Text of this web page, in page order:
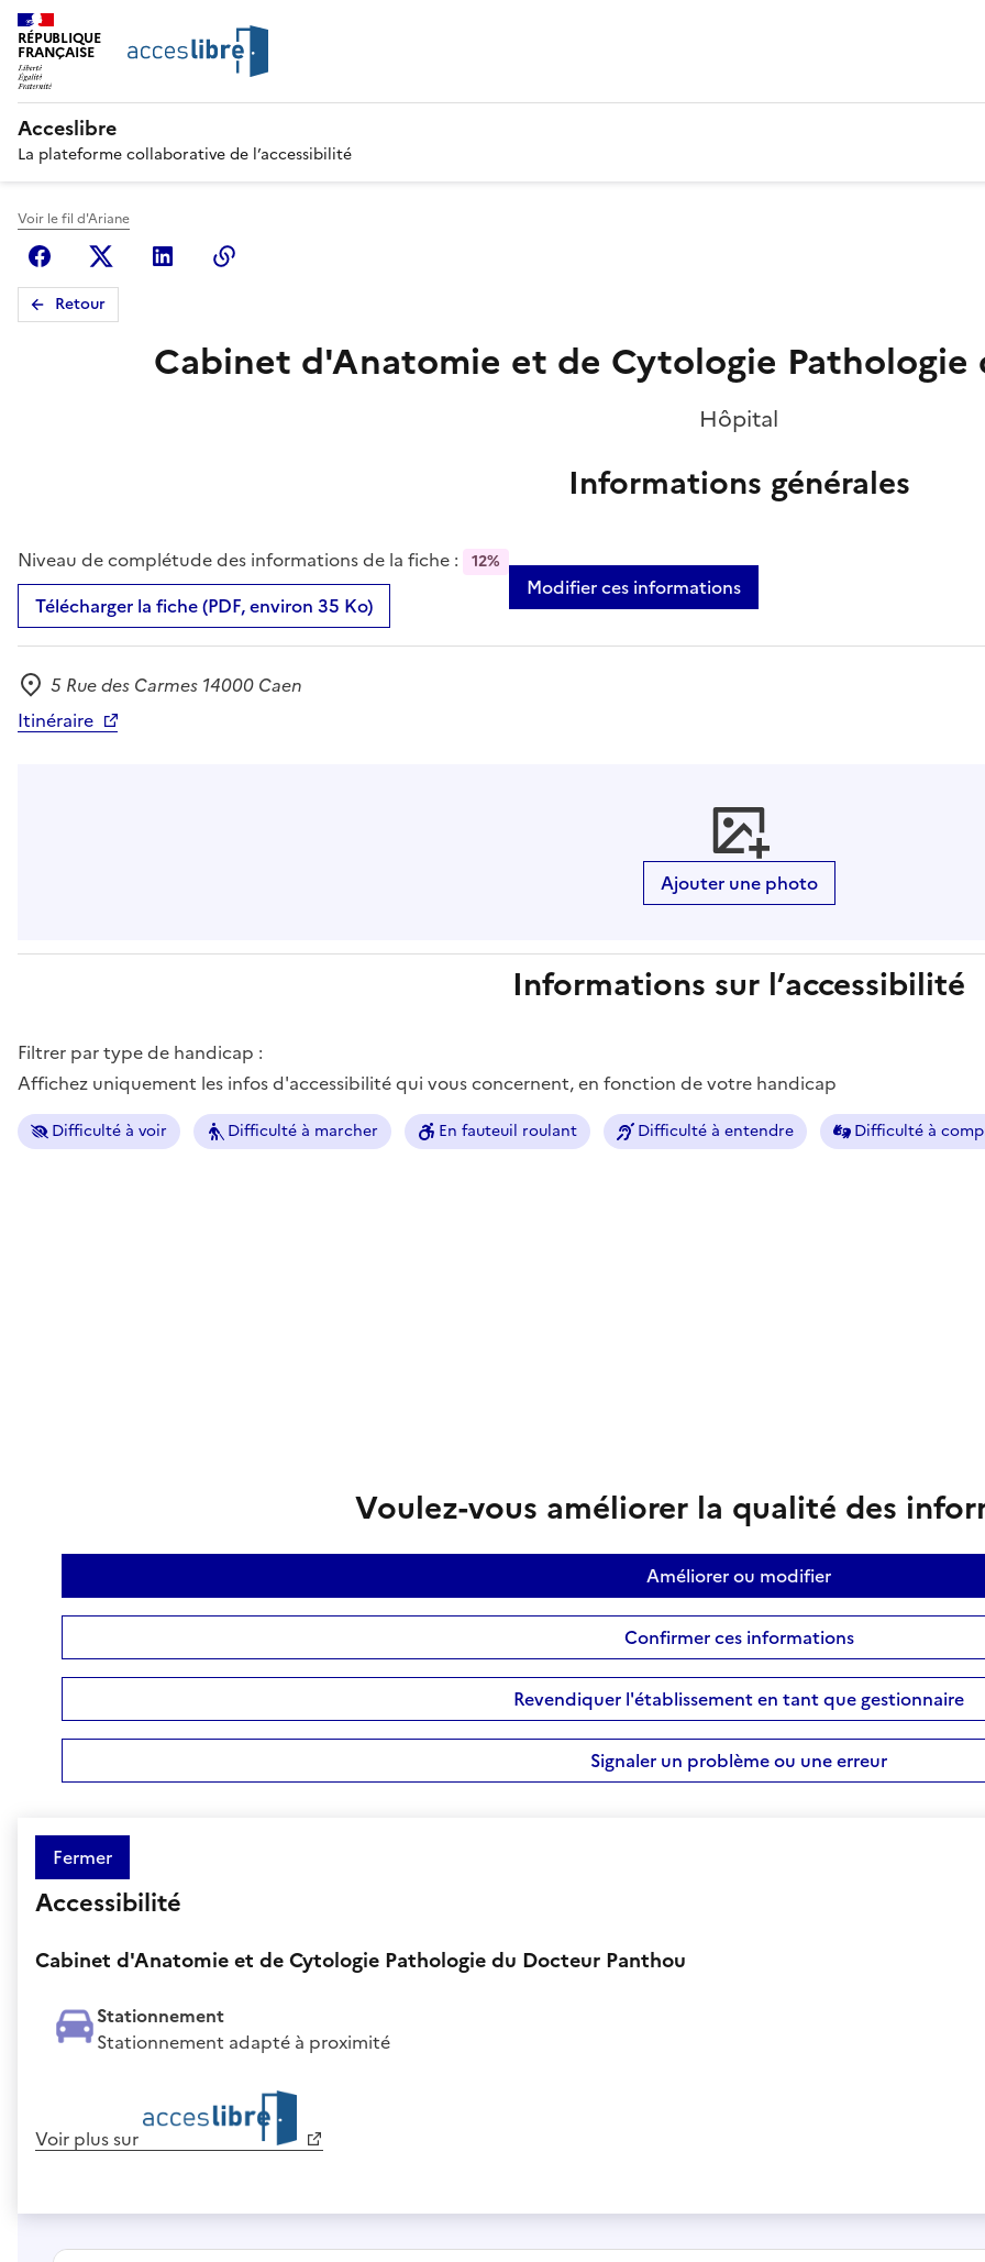
RÉPUBLIQUE
FRANÇAISE
Acceslibre
La plateforme collaborative de l’accessibilité
Voir le fil d'Ariane
FacebookX (anciennement Twitter)
Linkedin
Retour
Cabinet d'Anatomie et de Cytologie Pathologie
Hôpital
Informations générales
Niveau de complétude des informations de la fiche : 12%
Télécharger la fiche (PDF, environ 35 Ko)
Modifier ces informations
Adresse
5 Rue des Carmes 14000 Caen
Itinéraire
Ajouter une photo
Informations sur l’accessibilité
Filtrer par type de handicap :
Affichez uniquement les infos d'accessibilité qui vous concernent, en fonction de votre handicap
Difficulté à voir Difficulté à marcher En fauteuil roulant Difficulté à entendre Difficulté à
Voulez-vous améliorer la qualité des
Améliorer ou modifier
Confirmer ces informations
Revendiquer l'établissement en tant que gestionnaire
Signaler un problème ou une erreur
Fermer
Accessibilité
Cabinet d'Anatomie et de Cytologie Pathologie du Docteur Panthou
Stationnement
Stationnement adapté à proximité
Voir plus sur